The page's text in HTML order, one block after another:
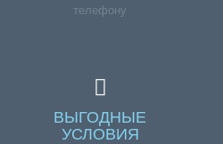
телефону
ВЫГОДНЫЕ
УСЛОВИЯ